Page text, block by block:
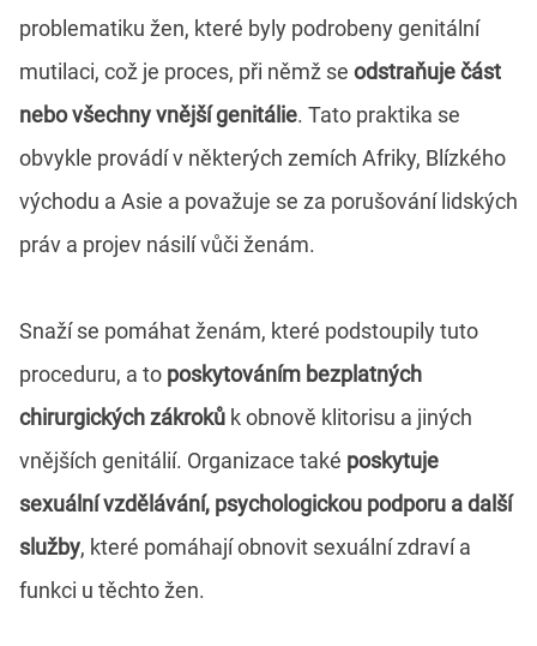
problematiku žen, které byly podrobeny genitální
mutilaci, což je proces, při němž se odstraňuje část
nebo všechny vnější genitálie. Tato praktika se
obvykle provádí v některých zemích Afriky, Blízkého
východu a Asie a považuje se za porušování lidských
práv a projev násilí vůči ženám.
Snaží se pomáhat ženám, které podstoupily tuto
proceduru, a to poskytováním bezplatných
chirurgických zákroků k obnově klitorisu a jiných
vnějších genitálií. Organizace také poskytuje
sexuální vzdělávání, psychologickou podporu a další
služby, které pomáhají obnovit sexuální zdraví a
funkci u těchto žen.